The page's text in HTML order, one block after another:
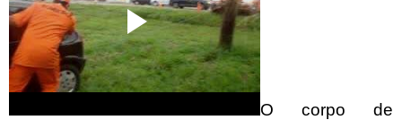
O corpo de